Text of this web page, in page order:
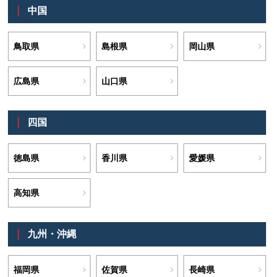
中国
鳥取県 島根県 岡山県
広島県 山口県
四国
徳島県 香川県 愛媛県
高知県
九州・沖縄
福岡県 佐賀県 長崎県